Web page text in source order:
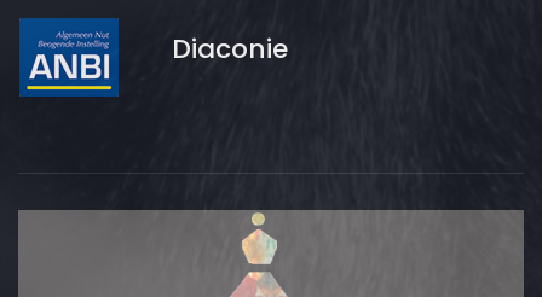
Diaconie